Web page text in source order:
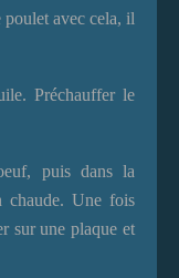
avec cela, il
Préchauffer le
puis dans la
chaude. Une fois
sur une plaque et